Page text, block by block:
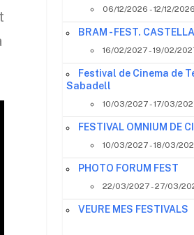
06/12/2026 - 12/12/2026
BRAM - FEST.
16/02/2027 - 19/02/
Festival de Cinema de
Sabadell
10/03/2027 - 17/03/
FESTIVAL OMNIUM DE
10/03/2027 - 18/03/
PHOTO FORUM FEST
22/03/2027 - 27/03/
VEURE MES FESTIVALS